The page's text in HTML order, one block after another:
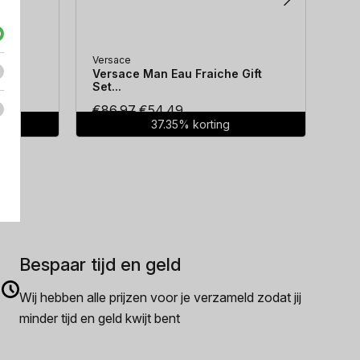
Versace
Versace Man Eau Fraiche Gift
Set...
€86.97Oorspronkelijke
prijs
€54.49Huidige
prijs
37.35% korting
Bespaar tijd en geld
Wij hebben alle prijzen voor je verzameld zodat jij
minder tijd en geld kwijt bent